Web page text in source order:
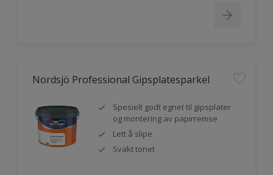
Nordsjö Professional Gipsplatesparkel
Spesielt godt egnet til gipsplater
og montering av papirremse
Lett å slipe
Svakt tonet